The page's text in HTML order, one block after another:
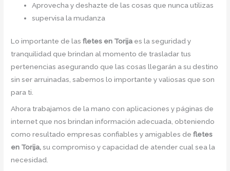
Aprovecha y deshazte de las cosas que nunca utilizas
supervisa la mudanza
Lo importante de lasfletes en Torija es la seguridad y
tranquilidad que brindan al momento de trasladar tus
pertenencias asegurando que las cosas llegarán a su destino
sin ser arruinadas, sabemos lo importante y valiosas que son
para ti.
Ahora trabajamos de la mano con aplicaciones y páginas de
internet que nos brindan información adecuada, obteniendo
como resultado empresas confiables y amigables defletes
en Torija,su compromiso y capacidad de atender cual sea la
necesidad.